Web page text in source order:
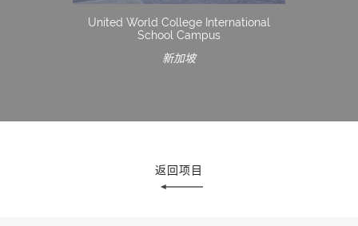
United World College International
School Campus
新加坡
返回项目